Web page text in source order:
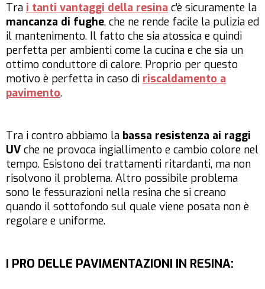
Tra i tanti vantaggi della resina c’è sicuramente la
mancanza di fughe, che ne rende facile la pulizia ed
il mantenimento. Il fatto che sia atossica e quindi
perfetta per ambienti come la cucina e che sia un
ottimo conduttore di calore. Proprio per questo
motivo è perfetta in caso di riscaldamento a
pavimento.
Tra i contro abbiamo la bassa resistenza ai raggi
UV che ne provoca ingiallimento e cambio colore nel
tempo. Esistono dei trattamenti ritardanti, ma non
risolvono il problema. Altro possibile problema
sono le fessurazioni nella resina che si creano
quando il sottofondo sul quale viene posata non è
regolare e uniforme.
I PRO DELLE PAVIMENTAZIONI IN RESINA: